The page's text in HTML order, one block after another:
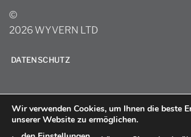
©
2026 WYVERN LTD
DATENSCHUTZ
Wir verwenden Cookies, um Ihnen die beste
unserer Website zu ermöglichen.